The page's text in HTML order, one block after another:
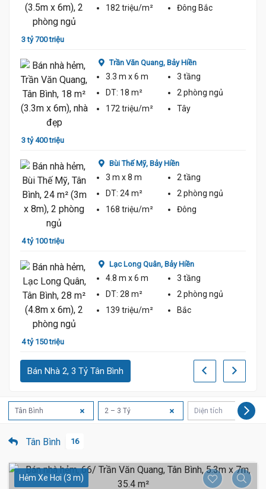
3 tỷ 700 triệu
182 triệu/m²
Đông Bắc
3 tỷ 400 triệu
Trần Văn Quang, Bảy Hiền
3.3 m x 6 m
3 tầng
DT: 18 m² 2 phòng ngủ
172 triệu/m²
Tây
4 tỷ 100 triệu
Bùi Thế Mỹ, Bảy Hiền
3 m x 8 m
2 tầng
DT: 24 m² 2 phòng ngủ
168 triệu/m²
Đông
4 tỷ 150 triệu
Lạc Long Quân, Bảy Hiền
4.8 m x 6 m
3 tầng
DT: 28 m² 2 phòng ngủ
139 triệu/m²
Bắc
Bán Nhà 2, 3 Tỷ Tân Bình
Tân Bình 2 – 3 Tỷ Diện tích
Tân Bình 16
Hẻm Xe Hơi (3 m)